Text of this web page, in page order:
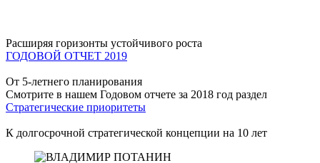
Расширяя горизонты устойчивого роста
ГОДОВОЙ ОТЧЕТ 2019
От 5-летнего планирования
Смотрите в нашем Годовом отчете за 2018 год раздел
Стратегические приоритеты
К долгосрочной стратегической концепции на 10 лет